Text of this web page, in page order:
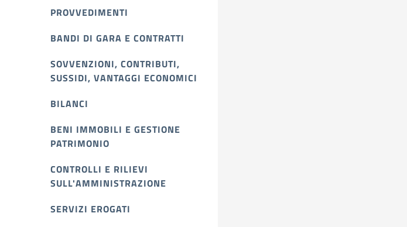
PROVVEDIMENTI
BANDI DI GARA E CONTRATTI
SOVVENZIONI, CONTRIBUTI,
SUSSIDI, VANTAGGI ECONOMICI
BILANCI
BENI IMMOBILI E GESTIONE
PATRIMONIO
CONTROLLI E RILIEVI
SULL'AMMINISTRAZIONE
SERVIZI EROGATI